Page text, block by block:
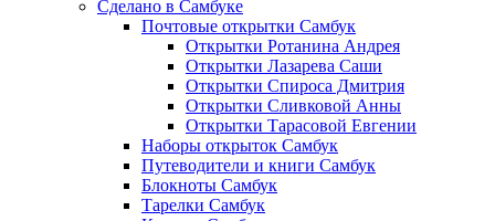
Сделано в Самбуке
Почтовые открытки Самбук
Открытки Ротанина Андрея
Открытки Лазарева Саши
Открытки Спироса Дмитрия
Открытки Сливковой Анны
Открытки Тарасовой Евгении
Наборы открыток Самбук
Путеводители и книги Самбук
Блокноты Самбук
Тарелки Самбук